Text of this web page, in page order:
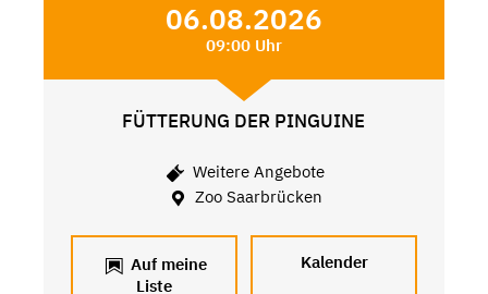
06.08.2026
09:00 Uhr
FÜTTERUNG DER PINGUINE
Weitere Angebote
Zoo Saarbrücken
Auf meine
Liste
Kalender